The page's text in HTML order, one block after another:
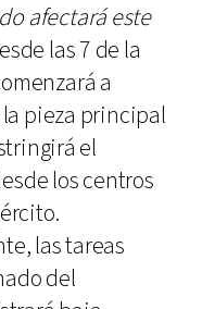
afectará este
las 7 de la
a
pieza principal
el
los centros
las tareas
del